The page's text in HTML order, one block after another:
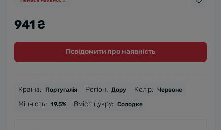
941 ₴
Повідомити про наявність
Країна: Португалія Регіон: Дору Колір: Червоне
Міцність: 19.5% Вміст цукру: Солодке